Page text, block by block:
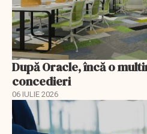
După Oracle, încă o
concedieri
06 IULIE 2026